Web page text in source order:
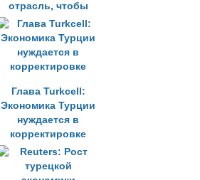
отрасль, чтобы
стимулировать
экономику
Глава Turkcell:
Экономика Турции
нуждается в
корректировке